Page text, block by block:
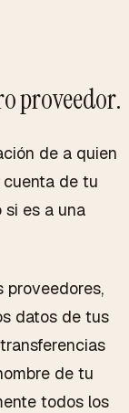
proveedor.
de a quien
cuenta de tu
si es a una
proveedores,
datos de tus
de tu
todos los